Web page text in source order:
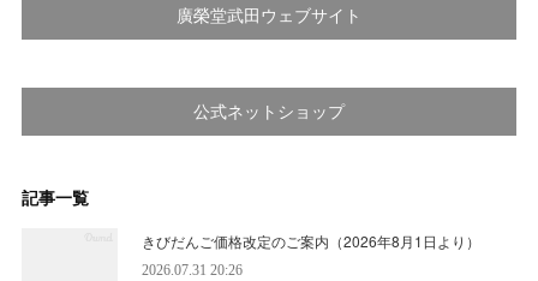
廣榮堂武田ウェブサイト
公式ネットショップ
記事一覧
きびだんご価格改定のご案内（2026年8月1日より）
2026.07.31 20:26